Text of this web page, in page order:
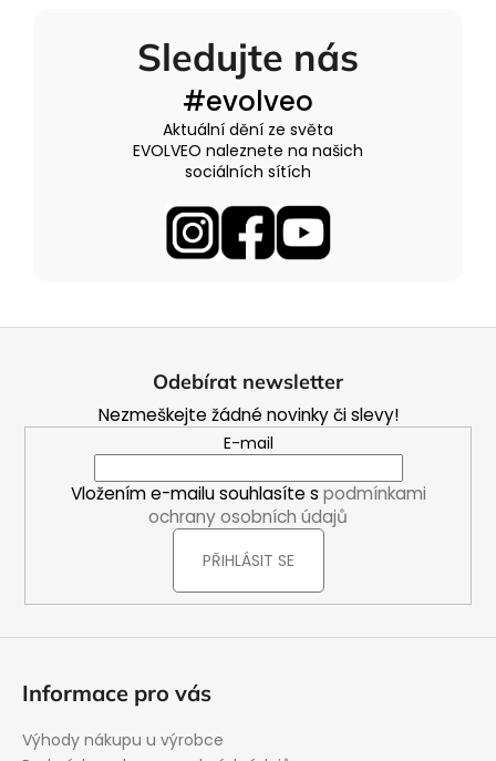
Sledujte nás
#evolveo
Aktuální dění ze světa
EVOLVEO naleznete na našich
sociálních sítích
Odebírat newsletter
Nezmeškejte žádné novinky či slevy!
E-mail
Vložením e-mailu souhlasíte s podmínkami
ochrany osobních údajů
PŘIHLÁSIT SE
Informace pro vás
Výhody nákupu u výrobce